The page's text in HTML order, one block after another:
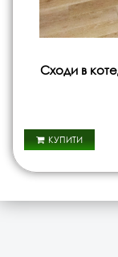
Сходи в
КУПИТИ